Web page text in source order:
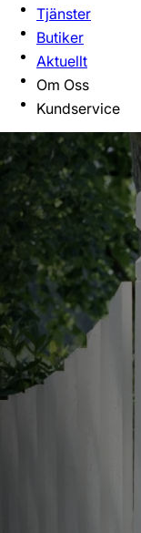
Tjänster
Butiker
Aktuellt
Om Oss
Kundservice